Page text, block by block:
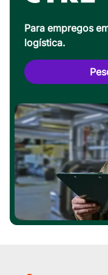
Para empregos
logística.